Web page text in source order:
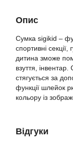
Опис
Сумка sigikid –
спортивні секції,
дитина зможе
взуття,
стягується за
функції шлейок
кольору із
Відгуки